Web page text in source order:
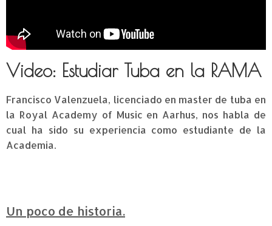
Video: Estudiar Tuba en la RAMA
Francisco Valenzuela, licenciado en master de tuba en
la Royal Academy of Music en Aarhus, nos habla de
cual ha sido su experiencia como estudiante de la
Academia.
Un poco de historia.